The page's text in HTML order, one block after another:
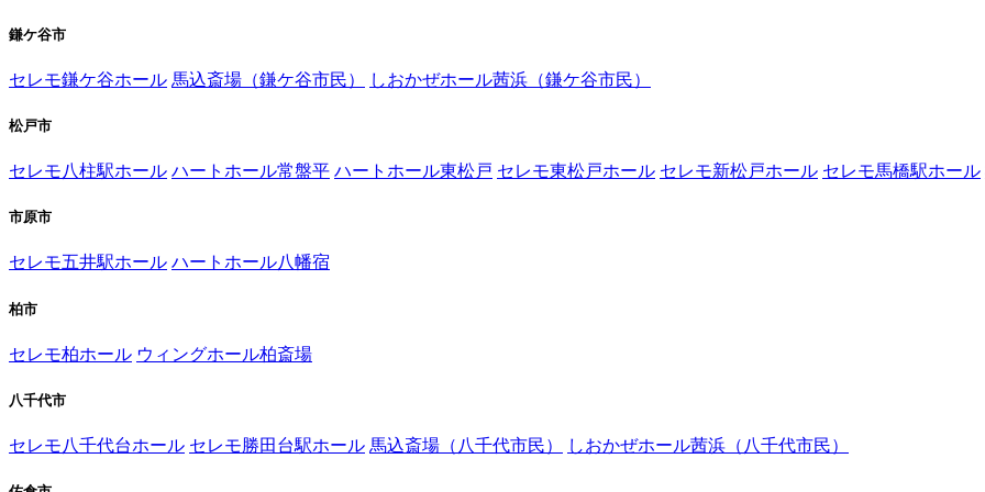
鎌ケ谷市
セレモ鎌ケ谷ホール 馬込斎場（鎌ケ谷市民） しおかぜホール茜浜（鎌ケ谷市民）
松戸市
セレモ八柱駅ホール ハートホール常盤平 ハートホール東松戸 セレモ東松戸ホール セレモ新松戸ホール セレモ馬橋駅ホール
市原市
セレモ五井駅ホール ハートホール八幡宿
柏市
セレモ柏ホール ウィングホール柏斎場
八千代市
セレモ八千代台ホール セレモ勝田台駅ホール 馬込斎場（八千代市民） しおかぜホール茜浜（八千代市民）